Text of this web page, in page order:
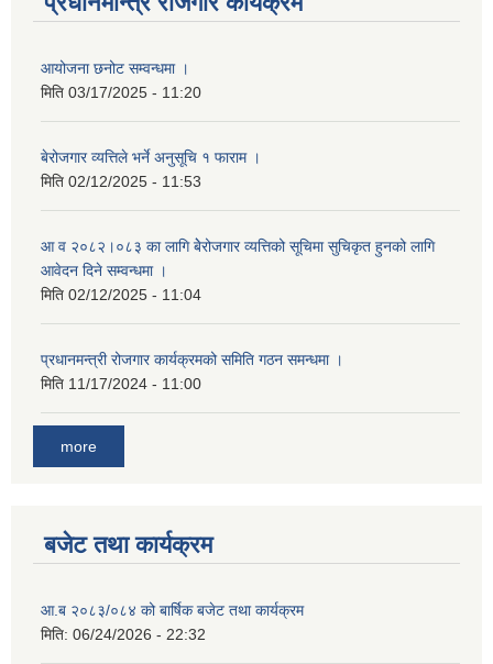
आयोजना छनोट सम्वन्धमा ।
मिति 03/17/2025 - 11:20
बेरोजगार व्यत्तिले भर्ने अनुसूचि १ फाराम ।
मिति 02/12/2025 - 11:53
आ व २०८२।०८३ का लागि बेेरोजगार व्यत्तिको सूचिमा सुचिकृत हुनको लागि
आवेदन दिने सम्वन्धमा ।
मिति 02/12/2025 - 11:04
प्रधानमन्त्री रोजगार कार्यक्रमको समिति गठन समन्धमा ।
मिति 11/17/2024 - 11:00
more
बजेट तथा कार्यक्रम
आ.ब २०८३/०८४ को बार्षिक बजेट तथा कार्यक्रम
मिति: 06/24/2026 - 22:32